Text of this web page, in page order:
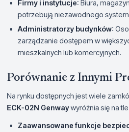
Firmy i instytucje: Biura,
potrzebują niezawodnego
Administratorzy budynków:
zarządzanie dostępem w
mieszkalnych lub komercyjnych.
Porównanie z Innymi
Na rynku dostępnych jest wiele
ECK-02N Genwaywyróżnia się na
Zaawansowane funkcje